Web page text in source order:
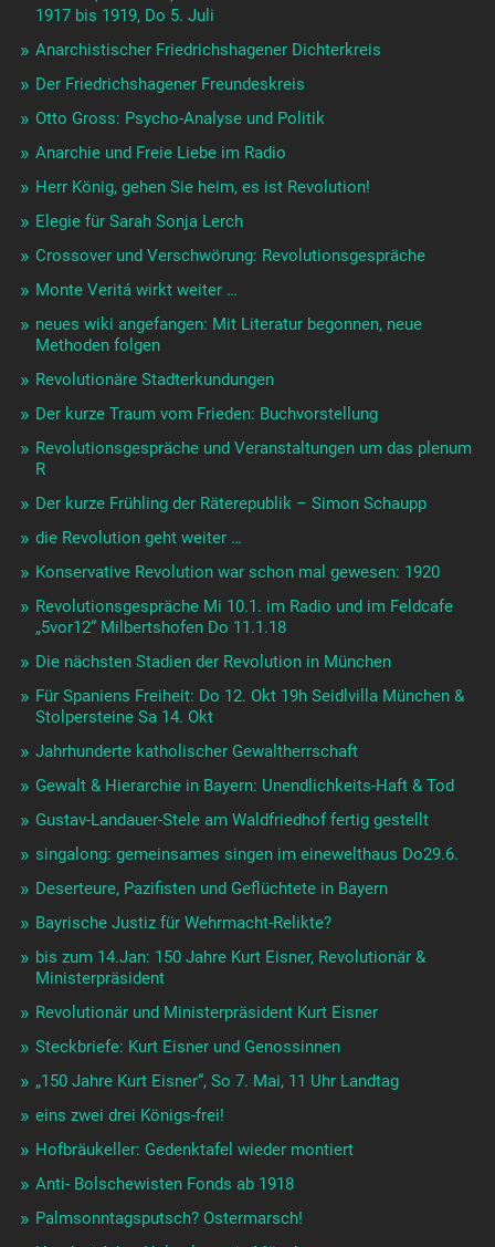
1917 bis 1919, Do 5. Juli
Anarchistischer Friedrichshagener Dichterkreis
Der Friedrichshagener Freundeskreis
Otto Gross: Psycho-Analyse und Politik
Anarchie und Freie Liebe im Radio
Herr König, gehen Sie heim, es ist Revolution!
Elegie für Sarah Sonja Lerch
Crossover und Verschwörung: Revolutionsgespräche
Monte Veritá wirkt weiter …
neues wiki angefangen: Mit Literatur begonnen, neue
Methoden folgen
Revolutionäre Stadterkundungen
Der kurze Traum vom Frieden: Buchvorstellung
Revolutionsgespräche und Veranstaltungen um das plenum
R
Der kurze Frühling der Räterepublik – Simon Schaupp
die Revolution geht weiter …
Konservative Revolution war schon mal gewesen: 1920
Revolutionsgespräche Mi 10.1. im Radio und im Feldcafe
„5vor12“ Milbertshofen Do 11.1.18
Die nächsten Stadien der Revolution in München
Für Spaniens Freiheit: Do 12. Okt 19h Seidlvilla München &
Stolpersteine Sa 14. Okt
Jahrhunderte katholischer Gewaltherrschaft
Gewalt & Hierarchie in Bayern: Unendlichkeits-Haft & Tod
Gustav-Landauer-Stele am Waldfriedhof fertig gestellt
singalong: gemeinsames singen im einewelthaus Do29.6.
Deserteure, Pazifisten und Geflüchtete in Bayern
Bayrische Justiz für Wehrmacht-Relikte?
bis zum 14.Jan: 150 Jahre Kurt Eisner, Revolutionär &
Ministerpräsident
Revolutionär und Ministerpräsident Kurt Eisner
Steckbriefe: Kurt Eisner und Genossinnen
„150 Jahre Kurt Eisner“, So 7. Mai, 11 Uhr Landtag
eins zwei drei Königs-frei!
Hofbräukeller: Gedenktafel wieder montiert
Anti- Bolschewisten Fonds ab 1918
Palmsonntagsputsch? Ostermarsch!